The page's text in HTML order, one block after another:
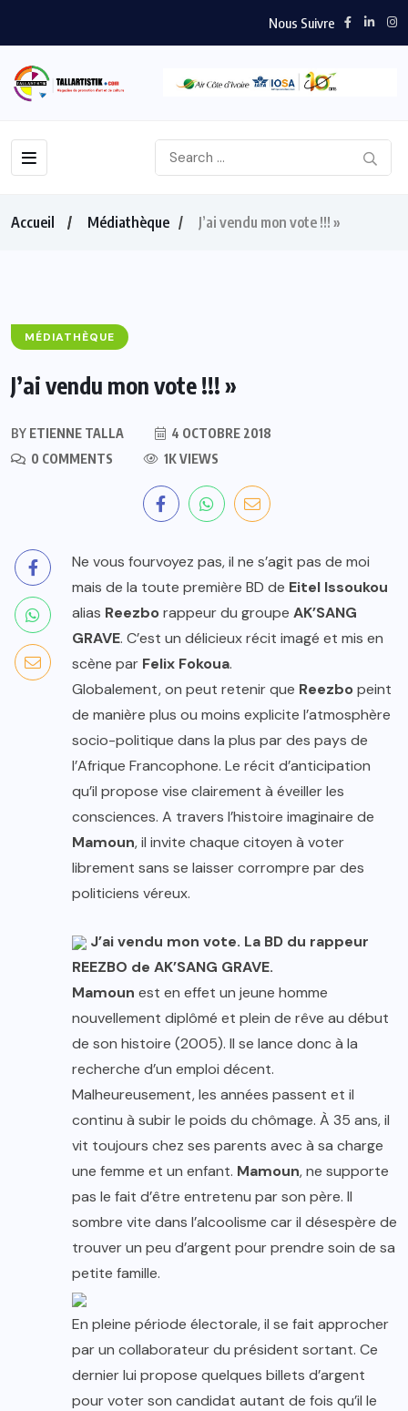
Nous Suivre
Accueil Médiathèque J’ai vendu mon vote !!! »
MÉDIATHÈQUE
J’ai vendu mon vote !!! »
BY ETIENNE TALLA
4 OCTOBRE 2018
0 COMMENTS
1K VIEWS
Ne vous fourvoyez pas, il ne s’agit pas de moi
mais de la toute première BD de Eitel Issoukou
alias Reezborappeur du groupe AK’SANG
GRAVE. C’est un délicieux récit imagé et mis en
scène par Felix Fokoua.
Globalement, on peut retenir que Reezbopeint
de manière plus ou moins explicite l’atmosphère
socio-politique dans la plus par des pays de
l’Afrique Francophone. Le récit d’anticipation
qu’il propose vise clairement à éveiller les
consciences. A travers l’histoire imaginaire de
Mamoun, il invite chaque citoyen à voter
librement sans se laisser corrompre par des
politiciens véreux.
J’ai vendu mon vote. La BD du rappeur
REEZBO de AK’SANG GRAVE.
Mamoun est en effet un jeune homme
nouvellement diplômé et plein de rêve au début
de son histoire (2005). Il se lance donc à la
recherche d’un emploi décent.
Malheureusement, les années passent et il
continu à subir le poids du chômage. À 35 ans, il
vit toujours chez ses parents avec à sa charge
une femme et un enfant. Mamoun, ne supporte
pas le fait d’être entretenu par son père. Il
sombre vite dans l’alcoolisme car il désespère de
trouver un peu d’argent pour prendre soin de sa
petite famille.
En pleine période électorale, il se fait approcher
par un collaborateur du président sortant. Ce
dernier lui propose quelques billets d’argent
pour voter son candidat autant de fois qu’il le